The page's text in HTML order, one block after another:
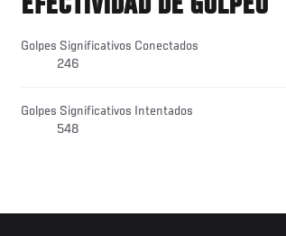
EFECTIVIDAD DE GOLPEO
Golpes Significativos Conectados
246
Golpes Significativos Intentados
548